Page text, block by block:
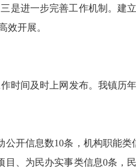
是进一步完善工作机制。建
效开展。
时间及时上网发布。我镇历
开信息数10条，机构职能类
、为民办实事类信息0条，